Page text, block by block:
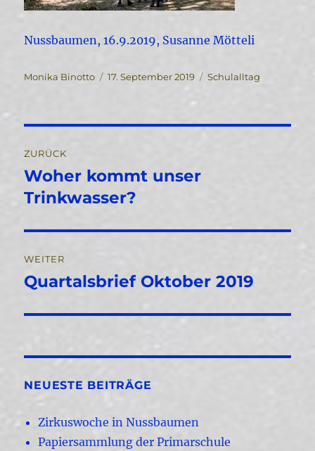
Nussbaumen, 16.9.2019, Susanne Mötteli
Autor
Monika Binotto
Veröffentlicht
17. September 2019 Kategorien
Schulalltag
ZURÜCK
Vorheriger
Beitrag:
Woher kommt unser
Trinkwasser?
WEITER
Nächster
Quartalsbrief Oktober 2019
NEUESTE BEITRÄGE
Zirkuswoche in Nussbaumen
Papiersammlung der Primarschule